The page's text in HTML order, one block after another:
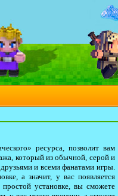
ресурса, позволит вам
который из обычной, серой и
и всеми фанатами игры.
а значит, у вас появляется
простой установке, вы сможете